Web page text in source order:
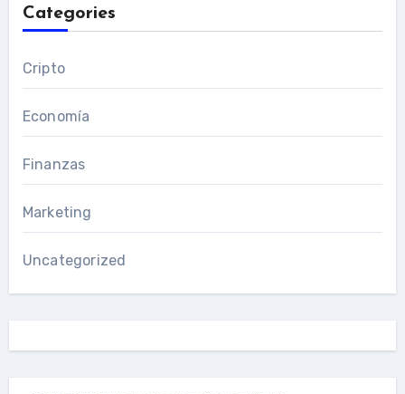
Categories
Cripto
Economía
Finanzas
Marketing
Uncategorized